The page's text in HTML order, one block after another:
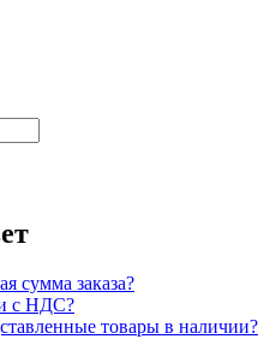
сумма заказа?
с НДС?
товары в наличии?